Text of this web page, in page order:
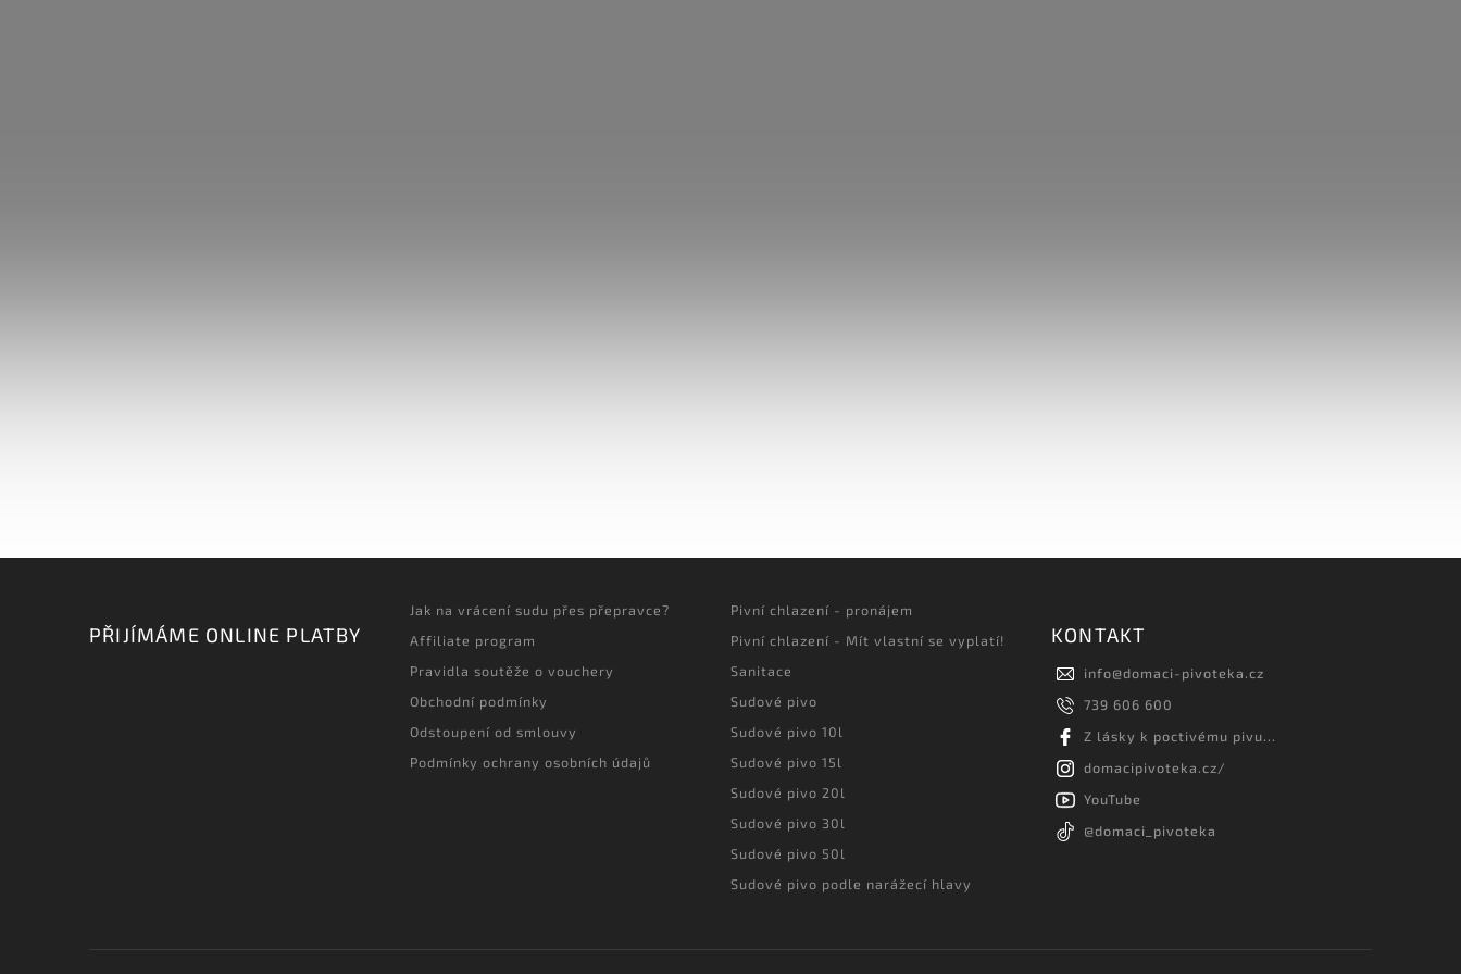
PŘIJÍMÁME ONLINE PLATBY
Jak na vrácení sudu přes přepravce?
Affiliate program
Pravidla soutěže o vouchery
Obchodní podmínky
Odstoupení od smlouvy
Podmínky ochrany osobních údajů
Pivní chlazení - pronájem
Pivní chlazení - Mít vlastní se vyplatí!
Sanitace
Sudové pivo
Sudové pivo 10l
Sudové pivo 15l
Sudové pivo 20l
Sudové pivo 30l
Sudové pivo 50l
Sudové pivo podle narážecí hlavy
KONTAKT
info@domaci-pivoteka.cz
739 606 600
Z lásky k poctivému pivu...
domacipivoteka.cz/
YouTube
@domaci_pivoteka